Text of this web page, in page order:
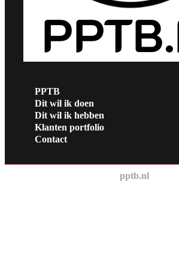
PPTB
Dit wil ik doen
Dit wil ik hebben
Klanten portfolio
Contact
pptb.nl